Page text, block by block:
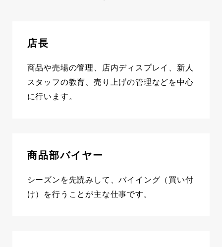
店長
商品や売場の管理、店内ディスプレイ、新人
スタッフの教育、売り上げの管理などを中心
に行います。
商品部バイヤー
シーズンを先読みして、バイイング（買い付
け）を行うことが主な仕事です。